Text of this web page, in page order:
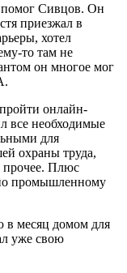
помог Сивцов. Он
приезжал в
хотел
то там не
он многое мог
онлайн-
все необходимые
для
охраны труда,
прочее. Плюс
промышленному
в месяц домом для
уже свою